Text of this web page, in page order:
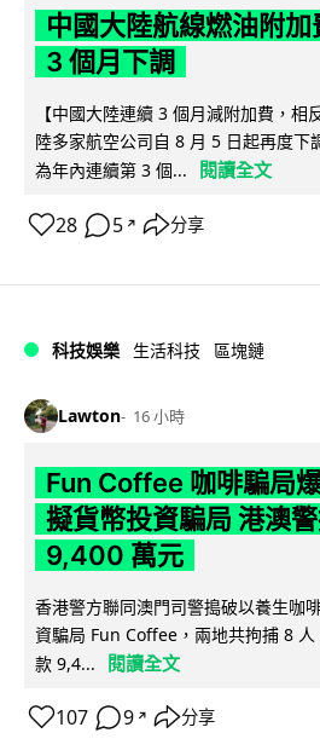
中國大陸航線燃油附
3 個月下調
【中國大陸連續 3 個月減附加費，
陸多家航空公司自 8 月 5 日起再度下
為年內連續第 3 個...
閱讀全文
28 5 ↗ 分享
科技娛樂 生活科技 區塊鏈
Lawton 16 小時
Fun Coffee 咖啡騙局
擬貨幣投資騙局 港澳
9,400 萬元
香港警方聯同澳門司警搗破以養生咖
資騙局 Fun Coffee，兩地共拘捕 8
款 9,4...
閱讀全文
107 9 ↗ 分享